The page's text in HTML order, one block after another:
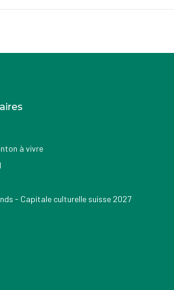
à vivre
- Capitale culturelle suisse 2027